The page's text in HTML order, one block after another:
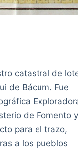
catastral de
de Bácum. Fue
de Fomento y
para el trazo,
a los pueblos